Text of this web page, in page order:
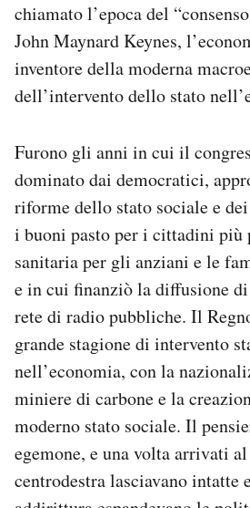
chiamato l’epoca del
John Maynard Keynes,
inventore della moderna
dell’intervento dello stato
Furono gli anni in cui il
dominato dai democratici,
riforme dello stato sociale e
i buoni pasto per i cittadini più
sanitaria per gli anziani e le
e in cui finanziò la diffusione di
rete di radio pubbliche. Il
grande stagione di intervento
nell’economia, con la
miniere di carbone e la
moderno stato sociale. Il
egemone, e una volta arrivati
centrodestra lasciavano intatte